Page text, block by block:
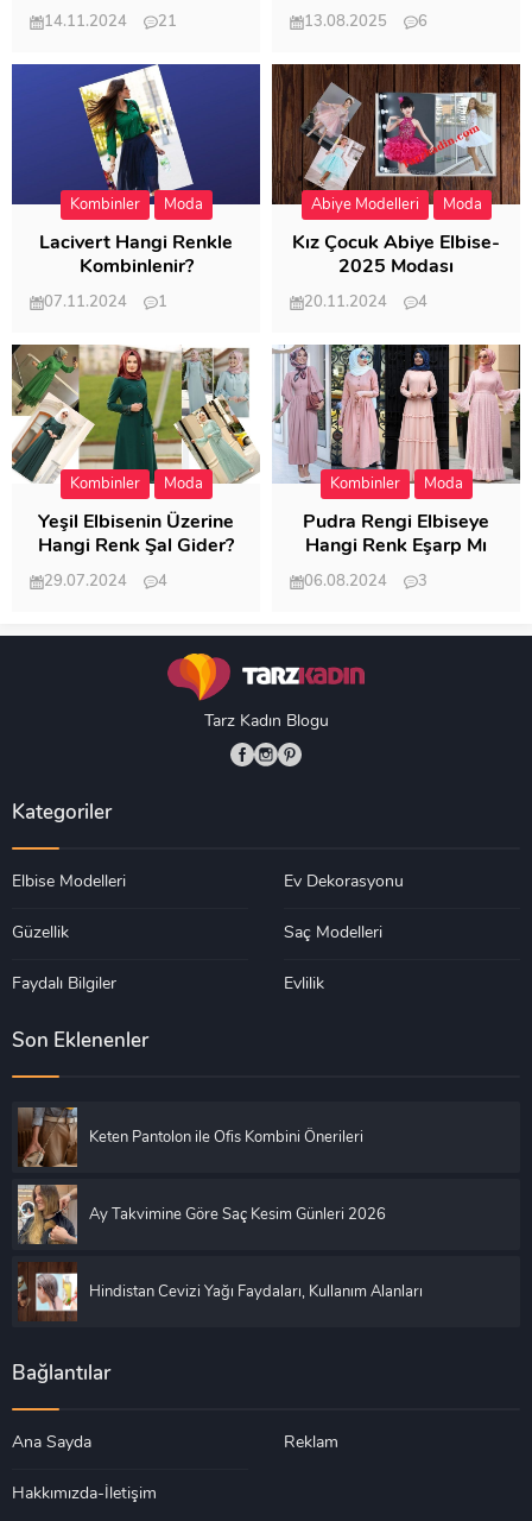
Modeli
14.11.2024
21
13.08.2025
6
Kombinler Moda
Lacivert Hangi Renkle
Kombinlenir?
07.11.2024
1
Abiye Modelleri Moda
Kız Çocuk Abiye Elbise-
2025 Modası
20.11.2024
4
Kombinler Moda
Yeşil Elbisenin Üzerine
Hangi Renk Şal Gider?
29.07.2024
4
Kombinler Moda
Pudra Rengi Elbiseye
Hangi Renk Eşarp Mı
Dedi Birisi
06.08.2024
3
Tarz Kadın Blogu
Kategoriler
Elbise Modelleri Ev Dekorasyonu
Güzellik Saç Modelleri
Faydalı Bilgiler Evlilik
Son Eklenenler
Keten Pantolon ile Ofis Kombini Önerileri
Ay Takvimine Göre Saç Kesim Günleri 2026
Hindistan Cevizi Yağı Faydaları, Kullanım Alanları
Bağlantılar
Ana Sayda Reklam
Hakkımızda-İletişim